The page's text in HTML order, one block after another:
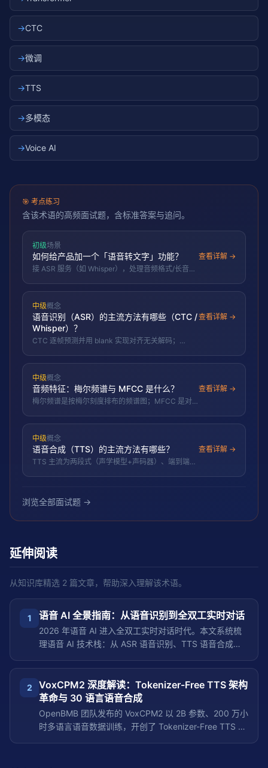
→CTC
→微调
→TTS
→多模态
→Voice AI
🎯 考点练习
含该术语的高频面试题，含标准答案与追问。
初级场景
如何给产品加一个「语音转文字」功能？
接 ASR 服务（如 Whisper），处理音频格式/长音频
查看详解 →
中级概念
语音识别（ASR）的主流方法有哪些（CTC /
Whisper）？
CTC 逐帧预测并用 blank 实现对齐无关解码；
查看详解 →
中级概念
音频特征：梅尔频谱与 MFCC 是什么？
梅尔频谱是按梅尔刻度排布的频谱图；MFCC 是对
查看详解 →
中级概念
语音合成（TTS）的主流方法有哪些？
TTS 主流为两段式（声学模型+声码器）、端到端
查看详解 →
浏览全部面试题 →
延伸阅读
从知识库精选 2 篇文章，帮助深入理解该术语。
1 语音 AI 全景指南：从语音识别到全双工实时对话
2026 年语音 AI 进入全双工实时对话时代。本文系统梳
理语音 AI 技术栈：从 ASR 语音识别、TTS 语音合成，
PersonaPlex、Audio Flamingo Next、MoshiRAG 等前
沿项目背后的技术原理。
2
VoxCPM2 深度解读：Tokenizer-Free TTS 架构
革命与 30 语言语音合成
OpenBMB 团队发布的 VoxCPM2 以 2B 参数、200 万小
时多语言语音数据训练，开创了 Tokenizer-Free TTS 新